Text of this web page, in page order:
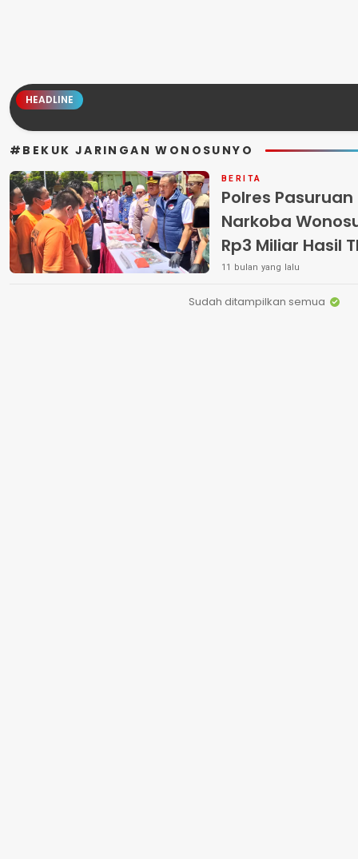
HEADLINE
#BEKUK JARINGAN WONOSUNYO
BERITA
Polres
Narkoba
Rp3 Miliar Hasil
Negara
11 bulan yang lalu
Sudah ditampilkan semua